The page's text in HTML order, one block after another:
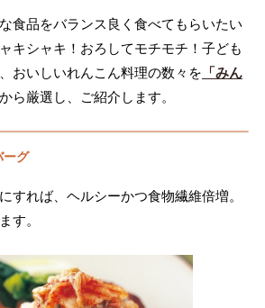
食品をバランス良く食べてもらいたい
キシャキ！おろしてモチモチ！子ども
おいしいれんこん料理の数々を 「みん
から厳選し、ご紹介します。
ーグ
すれば、ヘルシーかつ食物繊維倍増。
す。